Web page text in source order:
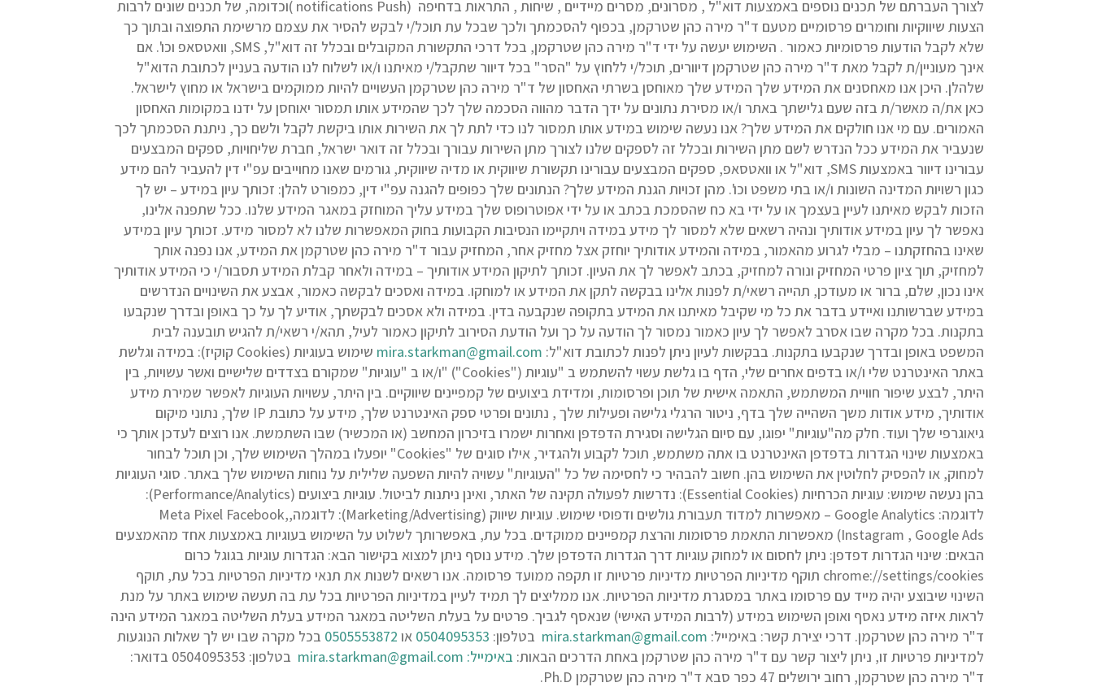
לצורך העברתם של תכנים נוספים באמצעות דוא"ל , מסרונים, מסרים מיידיים , שיחות , התראות בדחיפה (notifications Push )וכדומה, של תכנים שונים לרבות
הצעות שיווקיות וחומרים פרסומיים מטעם ד"ר מירה כהן שטרקמן, בכפוף להסכמתך ולכך שבכל עת תוכל/י לבקש להסיר את עצמם מרשימת התפוצה ובתוך כך
שלא לקבל הודעות פרסומיות כאמור . השימוש יעשה על ידי ד"ר מירה כהן שטרקמן, בכל דרכי התקשורת המקובלים ובכלל זה דוא"ל, SMS, וואטסאפ וכו'. אם
אינך מעוניין/ת לקבל מאת ד"ר מירה כהן שטרקמן דיוורים, תוכל/י ללחוץ על "הסר" בכל דיוור שתקבל/י מאיתנו ו/או לשלוח לנו הודעה בעניין לכתובת הדוא"ל
שלהלן. היכן אנו מאחסנים את המידע שלך המידע שלך מאוחסן בשרתי האחסון של ד"ר מירה כהן שטרקמן העשויים להיות ממוקמים בישראל או מחוץ לישראל.
כאן את/ה מאשר/ת בזה שעם גלישתך באתר ו/או מסירת נתונים על ידך הדבר מהווה הסכמה שלך לכך שהמידע אותו תמסור יאוחסן על ידנו במקומות האחסון
האמורים. עם מי אנו חולקים את המידע שלך? אנו נעשה שימוש במידע אותו תמסור לנו כדי לתת לך את השירות אותו ביקשת לקבל ולשם כך, ניתנת הסכמתך לכך
שנעביר את המידע ככל הנדרש לשם מתן השירות ובכלל זה לספקים שלנו לצורך מתן השירות עבורך ובכלל זה דואר ישראל, חברת שליחויות, ספקים המבצעים
עבורינו דיוור באמצעות SMS, דוא"ל או וואטסאפ, ספקים המבצעים עבורינו תקשורת שיווקית או מדיה שיווקית, גורמים שאנו מחוייבים עפ"י דין להעביר להם מידע
כגון רשויות המדינה השונות ו/או בתי משפט וכו'. מהן זכויות הגנת המידע שלך? הנתונים שלך כפופים להגנה עפ"י דין, כמפורט להלן: זכותך עיון במידע – יש לך
הזכות לבקש מאיתנו לעיין בעצמך או על ידי בא כח שהסמכת בכתב או על ידי אפוטרופוס שלך במידע עליך המוחזק במאגר המידע שלנו. ככל שתפנה אלינו,
נאפשר לך עיון במידע אודותיך ונהיה רשאים שלא למסור לך מידע במידה ויתקיימו הנסיבות הקבועות בחוק המאפשרות שלנו לא למסור מידע. זכותך עיון במידע
שאינו בהחזקתנו – מבלי לגרוע מהאמור, במידה והמידע אודותיך יוחזק אצל מחזיק אחר, המחזיק עבור ד"ר מירה כהן שטרקמן את המידע, אנו נפנה אותך
למחזיק, תוך ציון פרטי המחזיק ונורה למחזיק, בכתב לאפשר לך את העיון. זכותך לתיקון המידע אודותיך – במידה ולאחר קבלת המידע תסבור/י כי המידע אודותיך
אינו נכון, שלם, ברור או מעודכן, תהייה רשאי/ת לפנות אלינו בבקשה לתקן את המידע או למוחקו. במידה ואסכים לבקשה כאמור, אבצע את השינויים הנדרשים
במידע שברשותנו ואיידע בדבר את כל מי שקיבל מאיתנו את המידע בתקופה שנקבעה בדין. במידה ולא אסכים לבקשתך, אודיע לך על כך באופן ובדרך שנקבעו
בתקנות. בכל מקרה שבו אסרב לאפשר לך עיון כאמור נמסור לך הודעה על כך ועל הודעת הסירוב לתיקון כאמור לעיל, תהא/י רשאי/ת להגיש תובענה לבית
המשפט באופן ובדרך שנקבעו בתקנות. בבקשות לעיון ניתן לפנות לכתובת דוא"ל: mira.starkman@gmail.com
שימוש בעוגיות (Cookies קוקיז): במידה וגלשת
באתר האינטרנט שלי ו/או בדפים אחרים שלי, הדף בו גלשת עשוי להשתמש ב "עוגיות ("Cookies") "ו/או ב "עוגיות" שמקורם בצדדים שלישיים ואשר עשויות, בין
היתר, לבצע שיפור חוויית המשתמש, התאמה אישית של תוכן ופרסומות, ומדידת ביצועים של קמפיינים שיווקיים. בין היתר, עשויות העוגיות לאפשר שמירת מידע
אודותיך, מידע אודות משך השהייה שלך בדף, ניטור הרגלי גלישה ופעילות שלך , נתונים ופרטי ספק האינטרנט שלך, מידע על כתובת IP שלך, נתוני מיקום
גיאוגרפי שלך ועוד. חלק מה"עוגיות" יפוגו, עם סיום הגלישה וסגירת הדפדפן ואחרות ישמרו בזיכרון המחשב (או המכשיר) שבו השתמשת. אנו רוצים לעדכן אותך כי
באמצעות שינוי הגדרות בדפדפן האינטרנט בו אתה משתמש, תוכל לקבוע ולהגדיר, אילו סוגים של "Cookies" יופעלו במהלך השימוש שלך, וכן תוכל לבחור
למחוק, או להפסיק לחלוטין את השימוש בהן. חשוב להבהיר כי לחסימה של כל "העוגיות" עשויה להיות השפעה שלילית על נוחות השימוש שלך באתר. סוגי העוגיות
בהן נעשה שימוש: עוגיות הכרחיות (Essential Cookies): נדרשות לפעולה תקינה של האתר, ואינן ניתנות לביטול. עוגיות ביצועים (Performance/Analytics):
לדוגמה: Google Analytics – מאפשרות למדוד תעבורת גולשים ודפוסי שימוש. עוגיות שיווק (Marketing/Advertising): לדוגמה,Meta Pixel Facebook,
Instagram , Google Ads) מאפשרות התאמת פרסומות והרצת קמפיינים ממוקדים. בכל עת, באפשרותך לשלוט על השימוש בעוגיות באמצעות אחד מהאמצעים
הבאים: שינוי הגדרות דפדפן: ניתן לחסום או למחוק עוגיות דרך הגדרות הדפדפן שלך. מידע נוסף ניתן למצוא בקישור הבא: הגדרות עוגיות בגוגל כרום
chrome://settings/cookies תוקף מדיניות הפרטיות מדיניות פרטיות זו תקפה ממועד פרסומה. אנו רשאים לשנות את תנאי מדיניות הפרטיות בכל עת, תוקף
השינוי שיבוצע יהיה מייד עם פרסומו באתר במסגרת מדיניות הפרטיות. אנו ממליצים לך תמיד לעיין במדיניות הפרטיות בכל עת בה תעשה שימוש באתר על מנת
לראות איזה מידע נאסף ואופן השימוש במידע (לרבות המידע האישי) שנאסף לגביך. פרטים על בעלת השליטה במאגר המידע בעלת השליטה במאגר המידע הינה
ד"ר מירה כהן שטרקמן. דרכי יצירת קשר: באימייל: mira.starkman@gmail.com בטלפון: 0504095353 או 0505553872 בכל מקרה שבו יש לך שאלות הנוגעות
למדיניות פרטיות זו, ניתן ליצור קשר עם ד"ר מירה כהן שטרקמן באחת הדרכים הבאות: באימייל: mira.starkman@gmail.com
בטלפון: 0504095353 בדואר:
ד"ר מירה כהן שטרקמן, רחוב ירושלים 47 כפר סבא ד"ר מירה כהן שטרקמן Ph.D.